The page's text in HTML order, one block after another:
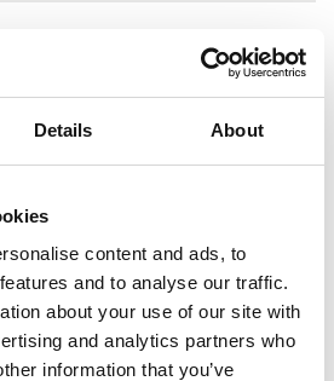
Details About
content and ads, to
and to analyse our traffic.
about your use of our site with
and analytics partners who
information that you’ve
Saukkovaara tarjoaa upeat
hiihto, laskettelu, pyöräily ja
tasoisia latuja. Lähellä kulkee
on hyvät mahdollisuudet
ja marjastukseen.